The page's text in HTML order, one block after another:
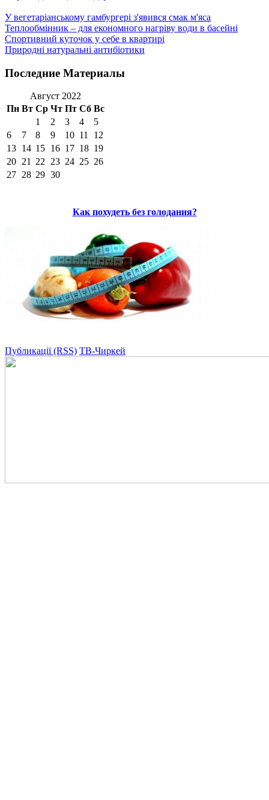
У вегетаріанському гамбургері з'явився смак м'яса
Теплообмінник – для економного нагріву води в басейні
Спортивний куточок у себе в квартирі
Природні натуральні антибіотики
Последние Материалы
Август 2022
Пн Вт Ср Чт Пт Сб Вс
1
2 3 4
5
6
7 8 9 10 11
12
13 14 15 16 17 18 19
20 21 22 23 24 25 26
27 28 29 30
Как похудеть без голодания?
Публикації (RSS) ТВ-Чиркей